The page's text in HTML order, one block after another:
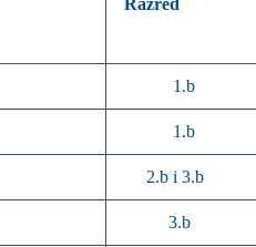
1.b
1.b
2.b i 3.b
3.b